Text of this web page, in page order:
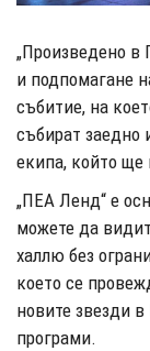
„Произведено в
и подпомагане
събитие, на
събират заедно
екипа, който ще
„ПЕА Ленд“ е
можете да
халлю без
което се
новите звезди
програми.